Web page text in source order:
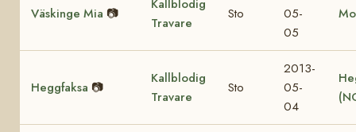
Väskinge Mia 📷
Kallblodig
Travare
Sto
05-
05
Heggfaksa 📷
Kallblodig
Travare
Sto
2013-
05-
04